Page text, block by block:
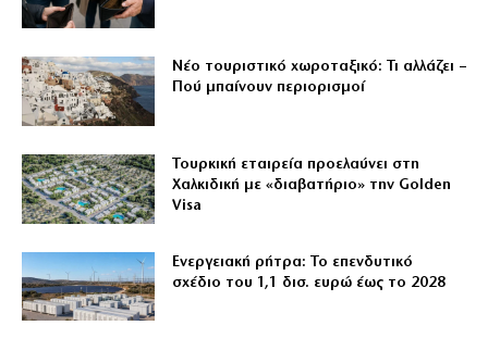
Νέο τουριστικό χωροταξικό: Τι αλλάζει –
Πού μπαίνουν περιορισμοί
Τουρκική εταιρεία προελαύνει στη
Χαλκιδική με «διαβατήριο» την Golden
Visa
Ενεργειακή ρήτρα: Το επενδυτικό
σχέδιο του 1,1 δισ. ευρώ έως το 2028